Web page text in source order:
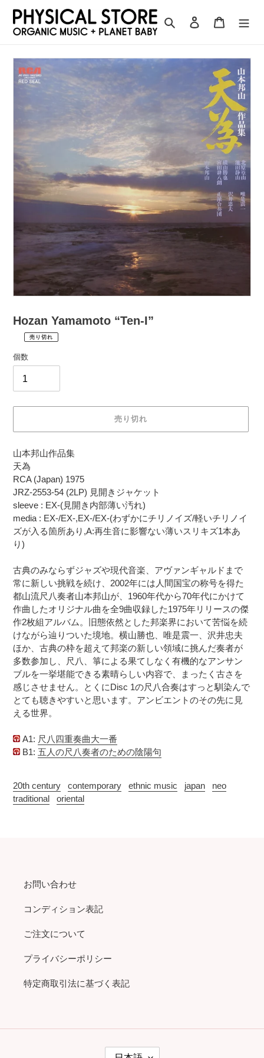
検索 ログインカート
Hozan Yamamoto “Ten-I”
常
価
格
¥2,970
売り切れ
税
込
送
手
続
き
時
に
算
さ
れ
す
コ
ン
デ
ィ
シ
ョ
ン
表
記
に
つ
て
個数
売り切れ
カ
ー
ト
に
品
を
追
加
る
山本邦山作品集
天為
RCA (Japan) 1975
JRZ-2553-54 (2LP) 見開きジャケット
sleeve : EX-(見開き内部薄い汚れ)
media : EX-/EX-,EX-/EX-(わずかにチリノイズ/軽いチリノイ
ズが入る箇所あり,A:再生音に影響ない薄いスリキズ1本あ
り)
古典のみならずジャズや現代音楽、アヴァンギャルドまで
常に新しい挑戦を続け、2002年には人間国宝の称号を得た
都山流尺八奏者山本邦山が、1960年代から70年代にかけて
作曲したオリジナル曲を全9曲収録した1975年リリースの傑
作2枚組アルバム。旧態依然とした邦楽界において苦悩を続
けながら辿りついた境地。横山勝也、唯是震一、沢井忠夫
ほか、古典の枠を超えて邦楽の新しい領域に挑んだ奏者が
多数参加し、尺八、箏による果てしなく有機的なアンサン
ブルを一挙堪能できる素晴らしい内容で、まったく古さを
感じさせません。とくにDisc 1の尺八合奏はすっと馴染んで
とても聴きやすいと思います。アンビエントのその先に見
える世界。
A1: 尺八四重奏曲大一番
B1: 五人の尺八奏者のための陰陽句
20th century contemporary ethnic music japan
neo
traditional
oriental
お問い合わせ
コンディション表記
ご注文について
プライバシーポリシー
特定商取引法に基づく表記